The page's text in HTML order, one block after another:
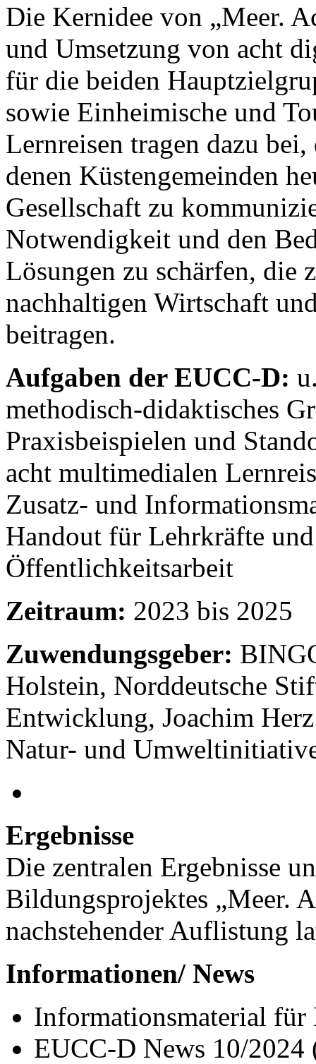
Die Kernidee von „Meer.
und Umsetzung von acht
für die beiden
sowie Einheimische und
Lernreisen tragen dazu
denen Küstengemeinden
Gesellschaft zu
Notwendigkeit und den
Lösungen zu schärfen, die
nachhaltigen Wirtschaft
beitragen.
Aufgaben der EUCC-D:
methodisch-didaktisches
Praxisbeispielen und
acht multimedialen
Zusatz- und
Handout für Lehrkräfte
Öffentlichkeitsarbeit
Zeitraum: 2023 bis 2025
Zuwendungsgeber:
Holstein, Norddeutsche
Entwicklung, Joachim
Natur- und
Ergebnisse
Die zentralen Ergebnisse
Bildungsprojektes „Meer.
nachstehender Auflistung
Informationen/ News
Informationsmaterial für
EUCC-D News 10/2024